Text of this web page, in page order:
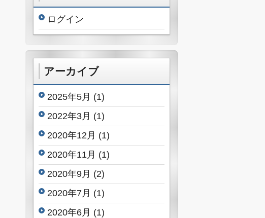
ログイン
アーカイブ
2025年5月 (1)
2022年3月 (1)
2020年12月 (1)
2020年11月 (1)
2020年9月 (2)
2020年7月 (1)
2020年6月 (1)